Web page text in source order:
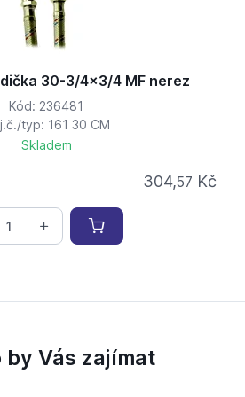
30-3/4x3/4 MF nerez
Kód: 236481
typ: 161 30 CM
Skladem
304,57 Kč
by Vás zajímat